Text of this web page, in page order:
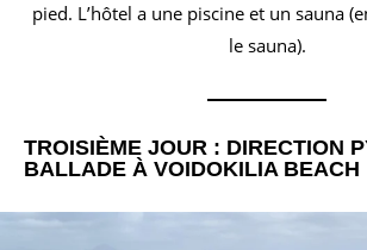
pied. L’hôtel a une piscine et un sauna
le sauna).
TROISIÈME JOUR : DIRECTION
BALLADE À VOIDOKILIA BEACH